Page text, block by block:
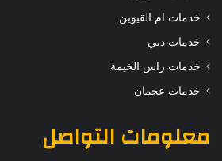
خدمات ام القيوين
خدمات دبي
خدمات راس الخيمة
خدمات عجمان
معلومات التواصل